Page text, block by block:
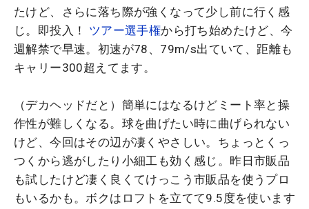
たけど、さらに落ち際が強くなって少し前に行く感
じ。即投入！ ツアー選手権から打ち始めたけど、今
週解禁で早速。初速が78、79m/s出ていて、距離も
キャリー300超えてます。
（デカヘッドだと）簡単にはなるけどミート率と操
作性が難しくなる。球を曲げたい時に曲げられない
けど、今回はその辺が凄くやさしい。ちょっとくっ
つくから逃がしたり小細工も効く感じ。昨日市販品
も試したけど凄く良くてけっこう市販品を使うプロ
もいるかも。ボクはロフトを立てて9.5度を使います